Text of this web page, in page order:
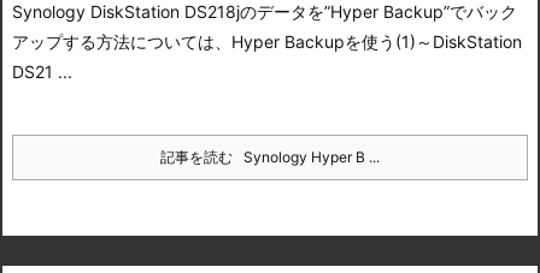
Synology DiskStation DS218jのデータを”Hyper Backup”でバック
アップする方法については、 Hyper Backupを使う(1)～DiskStation
DS21 ...
記事を読む Synology Hyper B ...